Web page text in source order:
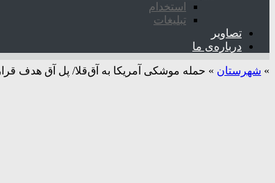
استخدام
تبلیغات
تصاویر
درباره‌ی ما
» شهرستان » حمله موشکی آمریکا به آق‌قلا/ پل آق هدف